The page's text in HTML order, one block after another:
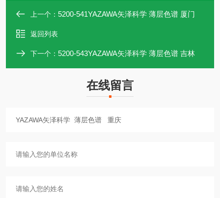
上一个： 5200-541YAZAWA矢泽科学 薄层色谱 厦门
返回列表
下一个： 5200-543YAZAWA矢泽科学 薄层色谱 吉林
在线留言